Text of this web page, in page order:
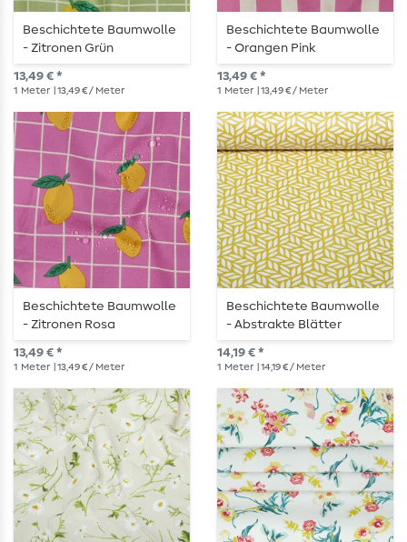
Beschichtete Baumwolle
- Zitronen Grün
13,49 € *
1 Meter | 13,49 € / Meter
Beschichtete Baumwolle
- Orangen Pink
13,49 € *
1 Meter | 13,49 € / Meter
Beschichtete Baumwolle
- Zitronen Rosa
13,49 € *
1 Meter | 13,49 € / Meter
Beschichtete Baumwolle
- Abstrakte Blätter
Ockergelb
14,19 € *
1 Meter | 14,19 € / Meter